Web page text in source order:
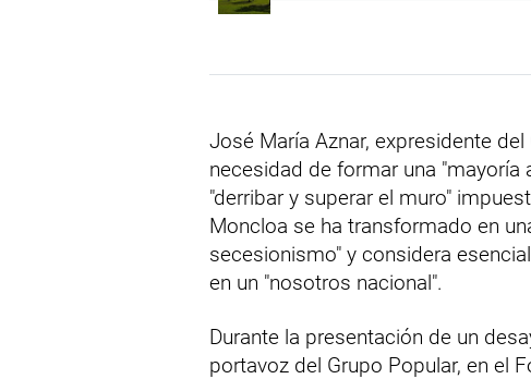
José María Aznar, expresidente
necesidad de formar una "mayoría
"derribar y superar el muro"
Moncloa se ha transformado en
secesionismo" y considera
en un "nosotros nacional".
Durante la presentación de un
portavoz del Grupo Popular, en el